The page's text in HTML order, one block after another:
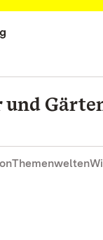
und
Themenwelten